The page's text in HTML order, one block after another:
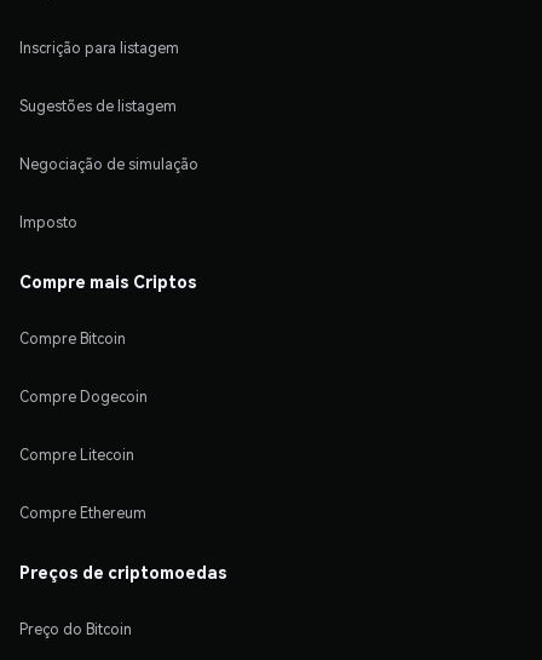
Inscrição para listagem
Sugestões de listagem
Negociação de simulação
Imposto
Compre mais Criptos
Compre Bitcoin
Compre Dogecoin
Compre Litecoin
Compre Ethereum
Preços de criptomoedas
Preço do Bitcoin